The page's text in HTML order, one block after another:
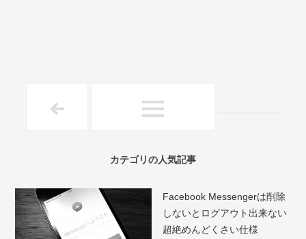
カテゴリの人気記事
Facebook Messengerは削除
しないとログアウト出来ない
超絶めんどくさい仕様